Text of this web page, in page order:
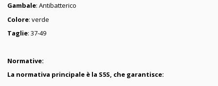
Gambale: Antibatterico
Colore: verde
Taglie: 37-49
Normative:
La normativa principale è la S5S, che garantisce: